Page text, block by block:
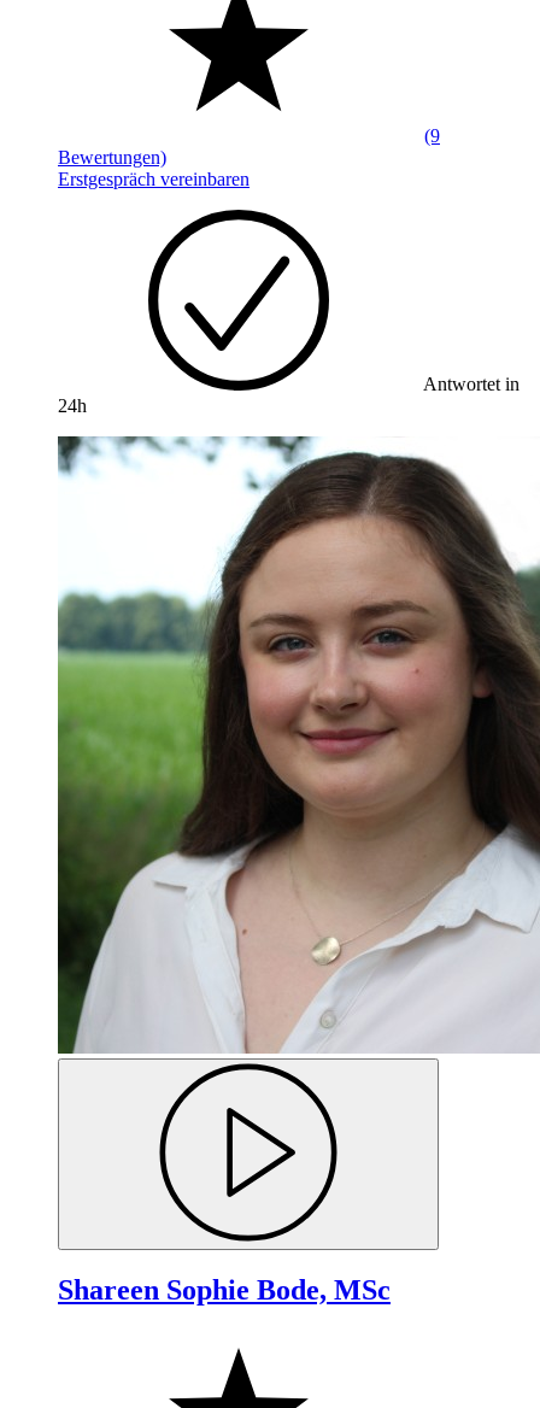
(9
Bewertungen)
Erstgespräch vereinbaren
Antwortet in
24h
Shareen Sophie Bode, MSc